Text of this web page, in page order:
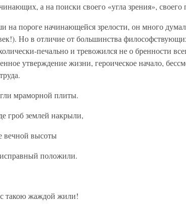
а на поиски своего «угла зрения»,
на пороге начинающейся зрелости, он много
Но в отличие от большинства
печально и тревожился не о бренности
утверждение жизни, героическое начало,
мраморной плиты.
гроб землей накрыли,
вечной высоты
положили.
такою жаждой жили!